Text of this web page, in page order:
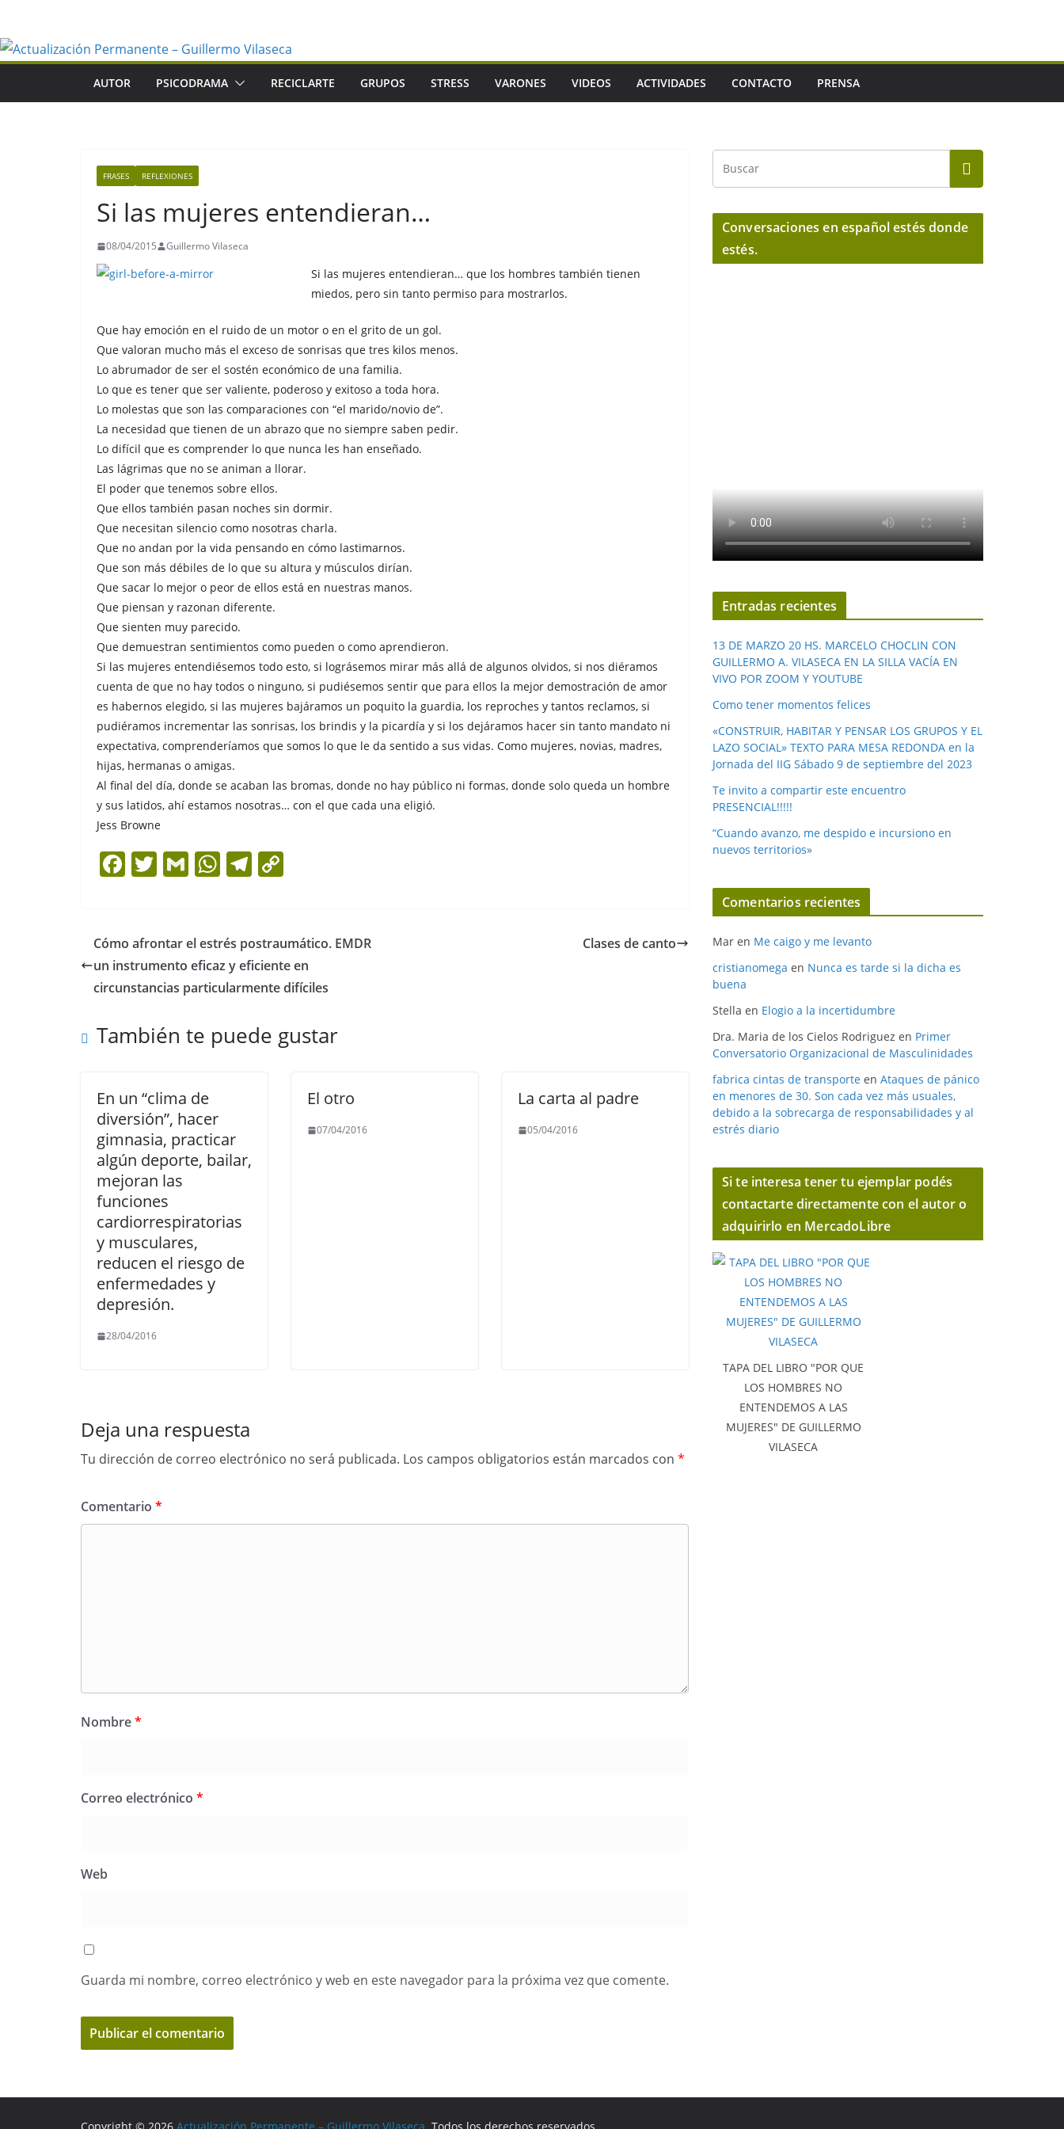
contenido
AUTOR PSICODRAMA RECICLARTE GRUPOS STRESS VARONES VIDEOS ACTIVIDADES CONTACTO PRENSA
FRASES REFLEXIONES
Si las mujeres entendieran…
08/04/2015 Guillermo Vilaseca
Si las mujeres entendieran… que los hombres también tienen
miedos, pero sin tanto permiso para mostrarlos.
Que hay emoción en el ruido de un motor o en el grito de un gol.
Que valoran mucho más el exceso de sonrisas que tres kilos menos.
Lo abrumador de ser el sostén económico de una familia.
Lo que es tener que ser valiente, poderoso y exitoso a toda hora.
Lo molestas que son las comparaciones con “el marido/novio de”.
La necesidad que tienen de un abrazo que no siempre saben pedir.
Lo difícil que es comprender lo que nunca les han enseñado.
Las lágrimas que no se animan a llorar.
El poder que tenemos sobre ellos.
Que ellos también pasan noches sin dormir.
Que necesitan silencio como nosotras charla.
Que no andan por la vida pensando en cómo lastimarnos.
Que son más débiles de lo que su altura y músculos dirían.
Que sacar lo mejor o peor de ellos está en nuestras manos.
Que piensan y razonan diferente.
Que sienten muy parecido.
Que demuestran sentimientos como pueden o como aprendieron.
Si las mujeres entendiésemos todo esto, si lográsemos mirar más allá de algunos olvidos, si nos diéramos
cuenta de que no hay todos o ninguno, si pudiésemos sentir que para ellos la mejor demostración de amor
es habernos elegido, si las mujeres bajáramos un poquito la guardia, los reproches y tantos reclamos, si
pudiéramos incrementar las sonrisas, los brindis y la picardía y si los dejáramos hacer sin tanto mandato ni
expectativa, comprenderíamos que somos lo que le da sentido a sus vidas. Como mujeres, novias, madres,
hijas, hermanas o amigas.
Al final del día, donde se acaban las bromas, donde no hay público ni formas, donde solo queda un hombre
y sus latidos, ahí estamos nosotras… con el que cada una eligió.
Jess Browne
F
e
b
o
k
T
er
G
l
W
s
A
p
T
gr
a
m
y
Li
n
Cómo afrontar el estrés postraumático. EMDR
un instrumento eficaz y eficiente en
circunstancias particularmente difíciles
Clases de canto
También te puede gustar
En un “clima de
diversión”, hacer
gimnasia, practicar
algún deporte, bailar,
mejoran las
funciones
cardiorrespiratorias
y musculares,
reducen el riesgo de
enfermedades y
depresión.
28/04/2016
El otro
07/04/2016
La carta al padre
05/04/2016
Deja una respuesta
Tu dirección de correo electrónico no será publicada. Los campos obligatorios están marcados con *
Comentario *
Nombre*
Correo electrónico *
Web
Guarda mi nombre, correo electrónico y web en este navegador para la próxima vez que comente.
Conversaciones en español estés donde
estés.
Entradas recientes
13 DE MARZO 20 HS. MARCELO CHOCLIN CON
GUILLERMO A. VILASECA EN LA SILLA VACÍA EN
VIVO POR ZOOM Y YOUTUBE
Como tener momentos felices
«CONSTRUIR, HABITAR Y PENSAR LOS GRUPOS Y EL
LAZO SOCIAL» TEXTO PARA MESA REDONDA en la
Jornada del IIG Sábado 9 de septiembre del 2023
Te invito a compartir este encuentro
PRESENCIAL!!!!!
“Cuando avanzo, me despido e incursiono en
nuevos territorios»
Comentarios recientes
Mar en Me caigo y me levanto
cristianomega en Nunca es tarde si la dicha es
buena
Stella en Elogio a la incertidumbre
Dra. Maria de los Cielos Rodriguez en Primer
Conversatorio Organizacional de Masculinidades
fabrica cintas de transporte en Ataques de pánico
en menores de 30. Son cada vez más usuales,
debido a la sobrecarga de responsabilidades y al
estrés diario
Si te interesa tener tu ejemplar podés
contactarte directamente con el autor o
adquirirlo en MercadoLibre
TAPA DEL LIBRO "POR QUE
LOS HOMBRES NO
ENTENDEMOS A LAS
MUJERES" DE GUILLERMO
VILASECA